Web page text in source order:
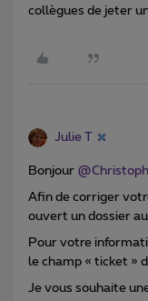
collègues de jeter
Julie T
Bonjour
Afin de corriger
ouvert un dossier
Pour votre
le champ « ticket »
Je vous souhaite